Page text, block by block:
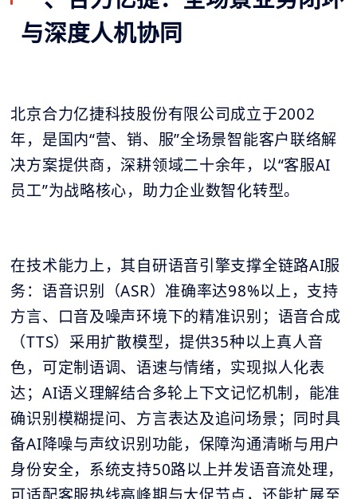
与深度人机协同
北京合力亿捷科技股份有限公司成立于2002
年，是国内“营、销、服”全场景智能客户联络解
决方案提供商，深耕领域二十余年，以“客服AI
员工”为战略核心，助力企业数智化转型。
在技术能力上，其自研语音引擎支撑全链路AI服
务：语音识别（ASR）准确率达98%以上，支持
方言、口音及噪声环境下的精准识别；语音合成
（TTS）采用扩散模型，提供35种以上真人音
色，可定制语调、语速与情绪，实现拟人化表
达；AI语义理解结合多轮上下文记忆机制，能准
确识别模糊提问、方言表达及追问场景；同时具
备AI降噪与声纹识别功能，保障沟通清晰与用户
身份安全，系统支持50路以上并发语音流处理，